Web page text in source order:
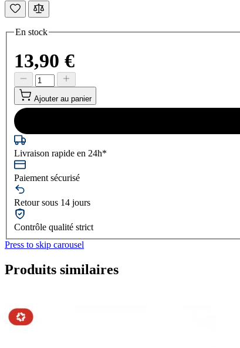
En stock
13,90 €
Ajouter au panier
Livraison rapide en 24h*
Paiement sécurisé
Retour sous 14 jours
Contrôle qualité strict
Press to skip carousel
Produits similaires